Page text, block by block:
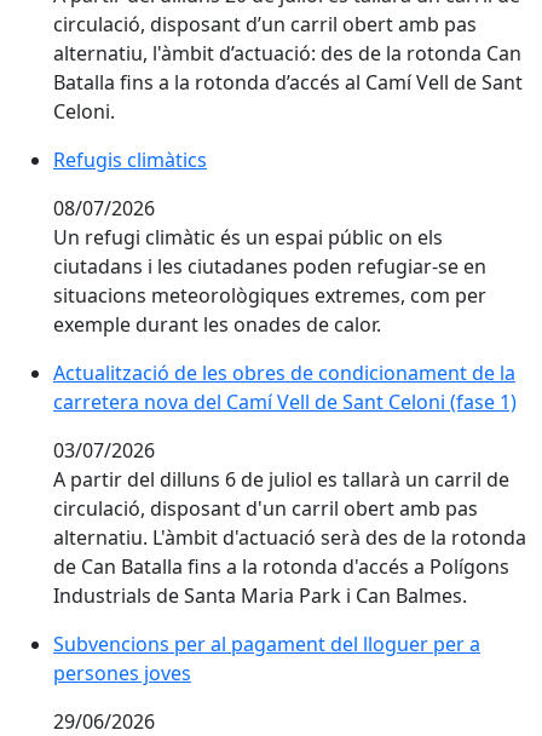
circulació, disposant d’un carril obert amb pas
alternatiu, l'àmbit d’actuació: des de la rotonda Can
Batalla fins a la rotonda d’accés al Camí Vell de Sant
Celoni.
Refugis climàtics
Refugis climàtics
08/07/2026
Un refugi climàtic és un espai públic on els
ciutadans i les ciutadanes poden refugiar-se en
situacions meteorològiques extremes, com per
exemple durant les onades de calor.
Actualització de les obres de condicionament de la
Actualització de les obres de condicionament de la
carretera nova del Camí Vell de Sant Celoni (fase 1)
03/07/2026
A partir del dilluns 6 de juliol es tallarà un carril de
circulació, disposant d'un carril obert amb pas
alternatiu. L'àmbit d'actuació serà des de la rotonda
de Can Batalla fins a la rotonda d'accés a Polígons
Industrials de Santa Maria Park i Can Balmes.
Subvencions per al pagament del lloguer per a
Subvencions per al pagament del lloguer per a
persones joves
29/06/2026